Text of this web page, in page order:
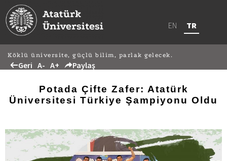
EN TR
Köklü üniversite, güçlü bilim, parlak gelecek.
Geri A- A+ Paylaş
Potada Çifte Zafer: Atatürk
Üniversitesi Türkiye Şampiyonu Oldu